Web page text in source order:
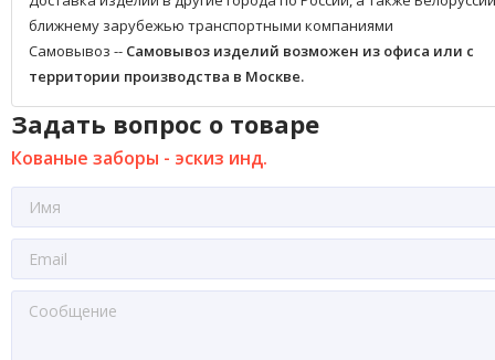
ближнему зарубежью транспортными компаниями
Самовывоз -- Самовывоз изделий возможен из офиса или с
территории производства в Москве.
Задать вопрос о товаре
Кованые заборы - эскиз инд.